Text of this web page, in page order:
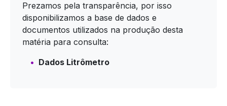
Prezamos pela transparência, por isso
disponibilizamos a base de dados e
documentos utilizados na produção desta
matéria para consulta:
Dados Litrômetro